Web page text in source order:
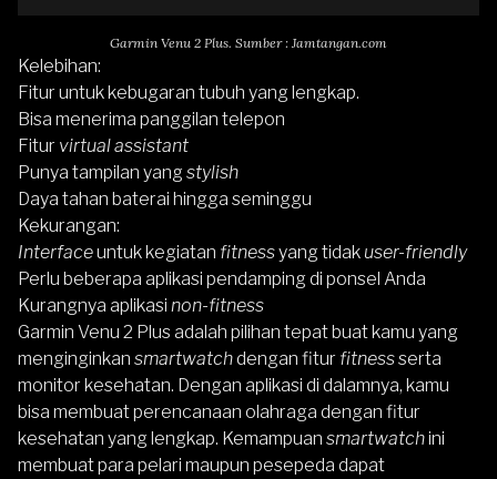
Garmin Venu 2 Plus. Sumber : Jamtangan.com
Kelebihan:
Fitur untuk kebugaran tubuh yang lengkap.
Bisa menerima panggilan telepon
Fitur virtual assistant
Punya tampilan yang stylish
Daya tahan baterai hingga seminggu
Kekurangan:
Interfaceuntuk kegiatan fitnessyang tidak user-friendly
Perlu beberapa aplikasi pendamping di ponsel Anda
Kurangnya aplikasi non-fitness
Garmin Venu 2 Plusadalah pilihan tepat buat kamu yang
menginginkan smartwatchdengan fitur fitnessserta
monitor kesehatan. Dengan aplikasi di dalamnya, kamu
bisa membuat perencanaan olahraga dengan fitur
kesehatan yang lengkap. Kemampuan smartwatchini
membuat para pelari maupun pesepeda dapat